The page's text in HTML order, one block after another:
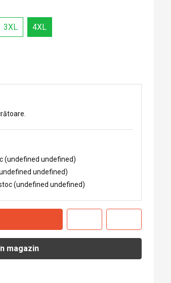
3XL 4XL
(undefined undefined)
undefined)
(undefined undefined)
magazin